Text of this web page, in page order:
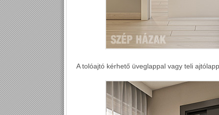
A tolóajtó kérhető üveglappal vagy teli